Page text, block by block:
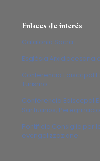
Enlaces de interés
Catalonia Sacra
Església Arxidiocesana
Conferencia Episcopal
Turismo
Conferencia Episcopal
Santuarios,
Pontificio Consiglio per
evangelizzazione